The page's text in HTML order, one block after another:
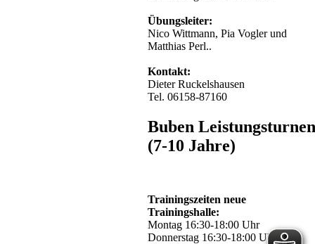
Übungsleiter:
Nico Wittmann, Pia Vogler und
Matthias Perl..
Kontakt:
Dieter Ruckelshausen
Tel. 06158-87160
Buben Leistungsturnen
(7-10 Jahre)
Trainingszeiten neue
Trainingshalle:
Montag 16:30-18:00 Uhr
Donnerstag 16:30-18:00 Uhr